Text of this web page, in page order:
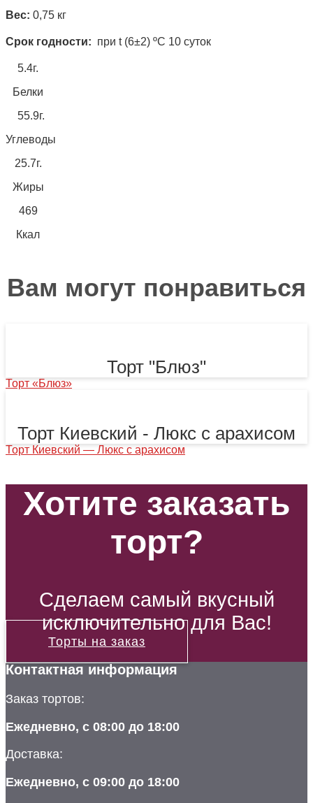
Вес: 0,75 кг
Срок годности: при t (6±2) ºC 10 суток
5.4г.
Белки
55.9г.
Углеводы
25.7г.
Жиры
469
Ккал
Вам могут понравиться
Торт "Блюз"
Торт «Блюз»
Торт Киевский - Люкс с арахисом
Торт Киевский — Люкс с арахисом
Хотите заказать
торт?
Сделаем самый вкусный
исключительно для Вас!
Торты на заказ
Контактная информация
Заказ тортов:
Ежедневно, с 08:00 до 18:00
Доставка:
Ежедневно, с 09:00 до 18:00